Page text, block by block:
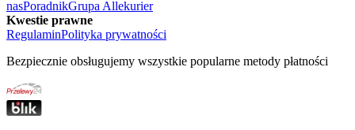
nasPoradnikGrupa Allekurier
Kwestie prawne
RegulaminPolityka prywatności
Bezpiecznie obsługujemy wszystkie popularne metody płatności